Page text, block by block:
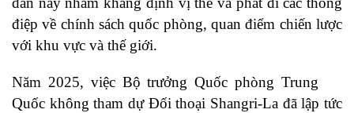
điệp về chính sách quốc phòng, quan điểm chiến lược
với khu vực và thế giới.
Năm 2025, việc Bộ trưởng Quốc phòng Trung
Quốc không tham dự Đối thoại Shangri-La đã lập tức